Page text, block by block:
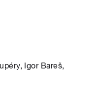
Igor Bareš,